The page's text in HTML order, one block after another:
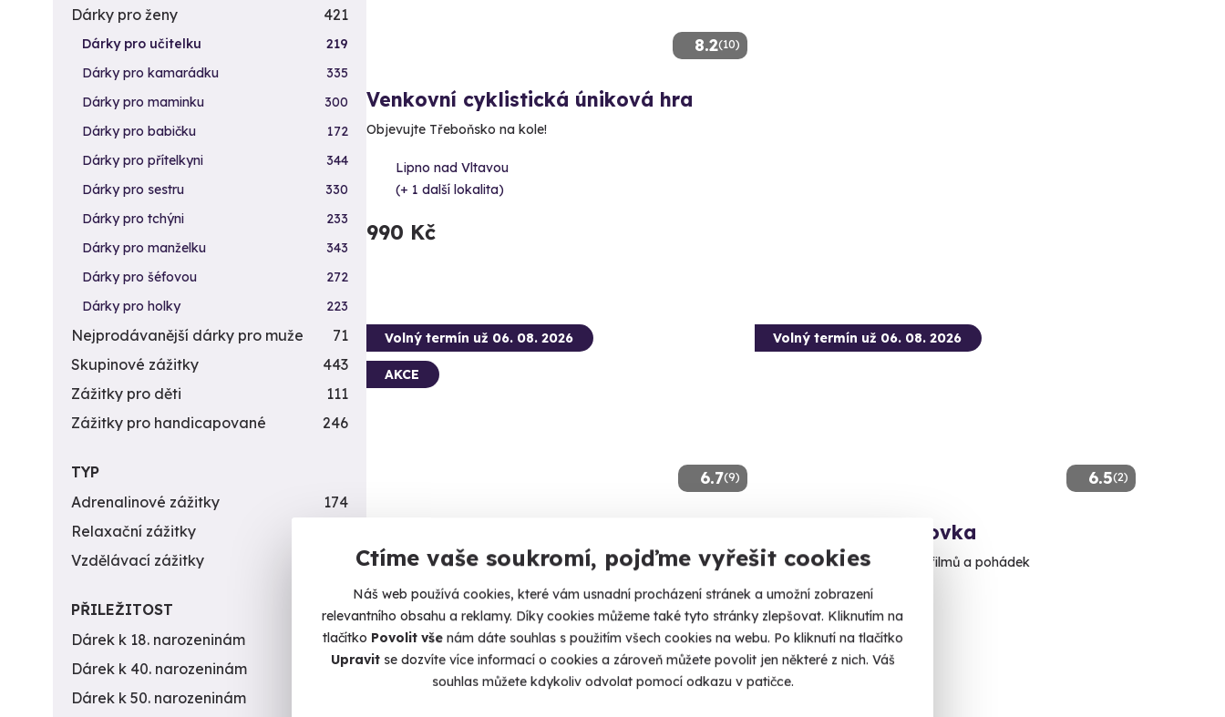
Ctíme vaše soukromí, pojďme vyřešit cookies
Náš web používá cookies, které vám usnadní procházení stránek a umožní zobrazení
relevantního obsahu a reklamy. Díky cookies můžeme také tyto stránky zlepšovat. Kliknutím na
tlačítko Povolit vše nám dáte souhlas s použitím všech cookies na webu. Po kliknutí na tlačítko
Upravitse dozvíte více informací o cookies a zároveň můžete povolit jen některé z nich. Váš
souhlas můžete kdykoliv odvolat pomocí odkazu v patičce.
8.2(10)
Venkovní cyklistická úniková hra
Objevujte Třeboňsko na kole!
Lipno nad Vltavou
(+ 1 další lokalita)
990 Kč
6.7(9)
Volný termín už 06. 08. 2026
AKCE
Ponořte se naplno do vánoční atmosféry!
České Budějovice
(+ 5 dalších lokalit)
990 Kč
890 Kč
6.5(2)
Volný termín už 06. 08. 2026
Filmová autoúnikovka
Autem po stopách slavných filmů a pohádek
Jižní Čechy
(+ 1 další lokalita)
990 Kč
Dárky pro ženy
421
Dárky pro učitelku
219
Dárky pro kamarádku
335
Dárky pro maminku
300
Dárky pro babičku
172
Dárky pro přítelkyni
344
Dárky pro sestru
330
Dárky pro tchýni
233
Dárky pro manželku
343
Dárky pro šéfovou
272
Dárky pro holky
223
Nejprodávanější dárky pro muže
71
Skupinové zážitky
443
Zážitky pro děti
111
Zážitky pro handicapované
246
TYP
Adrenalinové zážitky
174
Relaxační zážitky
Vzdělávací zážitky
PŘILEŽITOST
Dárek k 18. narozeninám
256
Dárek k 40. narozeninám
453
Dárek k 50. narozeninám